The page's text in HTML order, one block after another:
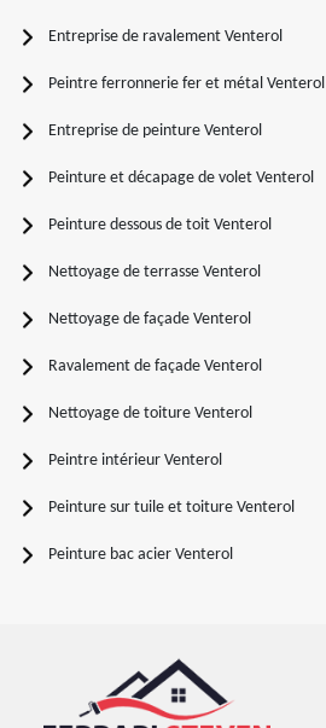
Entreprise de ravalement Venterol
Peintre ferronnerie fer et métal Venterol
Entreprise de peinture Venterol
Peinture et décapage de volet Venterol
Peinture dessous de toit Venterol
Nettoyage de terrasse Venterol
Nettoyage de façade Venterol
Ravalement de façade Venterol
Nettoyage de toiture Venterol
Peintre intérieur Venterol
Peinture sur tuile et toiture Venterol
Peinture bac acier Venterol